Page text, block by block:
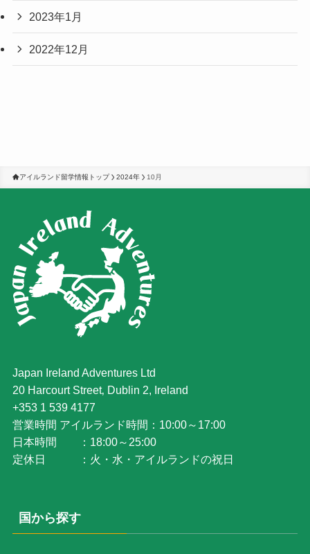
2023年1月
2022年12月
アイルランド留学情報トップ 2024年 10月
Japan Ireland Adventures Ltd
20 Harcourt Street‚ Dublin 2, Ireland
+353 1 539 4177
営業時間 アイルランド時間：10:00～17:00
日本時間 ：18:00～25:00
定休日 ：火・水・アイルランドの祝日
国から探す